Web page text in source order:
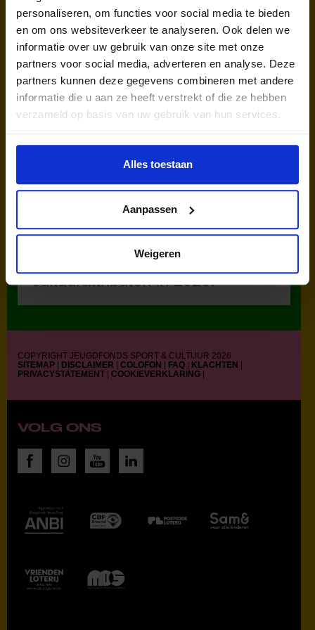
personaliseren, om functies voor social media te bieden
en om ons websiteverkeer te analyseren. Ook delen we
informatie over uw gebruik van onze site met onze
partners voor social media, adverteren en analyse. Deze
partners kunnen deze gegevens combineren met andere
informatie die u aan ze heeft verstrekt of die ze hebben
verzameld op basis van uw gebruik van hun services.
Alles toestaan
Aanpassen
Weigeren
kinderen en jongeren werden in
2025 via ons lid van een
uitgegeven sport- en
cultuurattributen in 2025.
COPYRIGHT JEUGDFONDS SPORT & CULTUUR 2026
SITEMAP
DISCLAIMER COLOFON FAQ KLACHTEN
PRIVACYSTATEMENT
COOKIEVERKLARING
VOLG ONS